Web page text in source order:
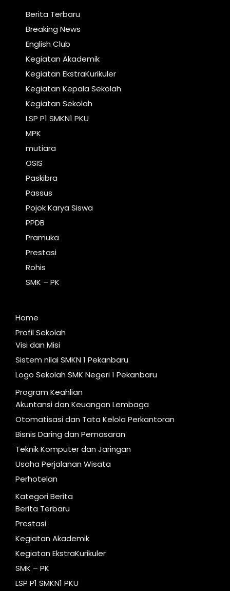
Berita Terbaru
Breaking News
English Club
Kegiatan Akademik
Kegiatan EkstraKurikuler
Kegiatan Kepala Sekolah
Kegiatan Sekolah
LSP P1 SMKN1 PKU
MPK
mutiara
OSIS
Paskibra
Passus
Pojok Karya Siswa
PPDB
Pramuka
Prestasi
Rohis
SMK – PK
Home
Profil Sekolah
Visi dan Misi
Sistem nilai SMKN 1 Pekanbaru
Logo Sekolah SMK Negeri 1 Pekanbaru
Program Keahlian
Akuntansi dan Keuangan Lembaga
Otomatisasi dan Tata Kelola Perkantoran
Bisnis Daring dan Pemasaran
Teknik Komputer dan Jaringan
Usaha Perjalanan Wisata
Perhotelan
Kategori Berita
Berita Terbaru
Prestasi
Kegiatan Akademik
Kegiatan EkstraKurikuler
SMK – PK
LSP P1 SMKN1 PKU